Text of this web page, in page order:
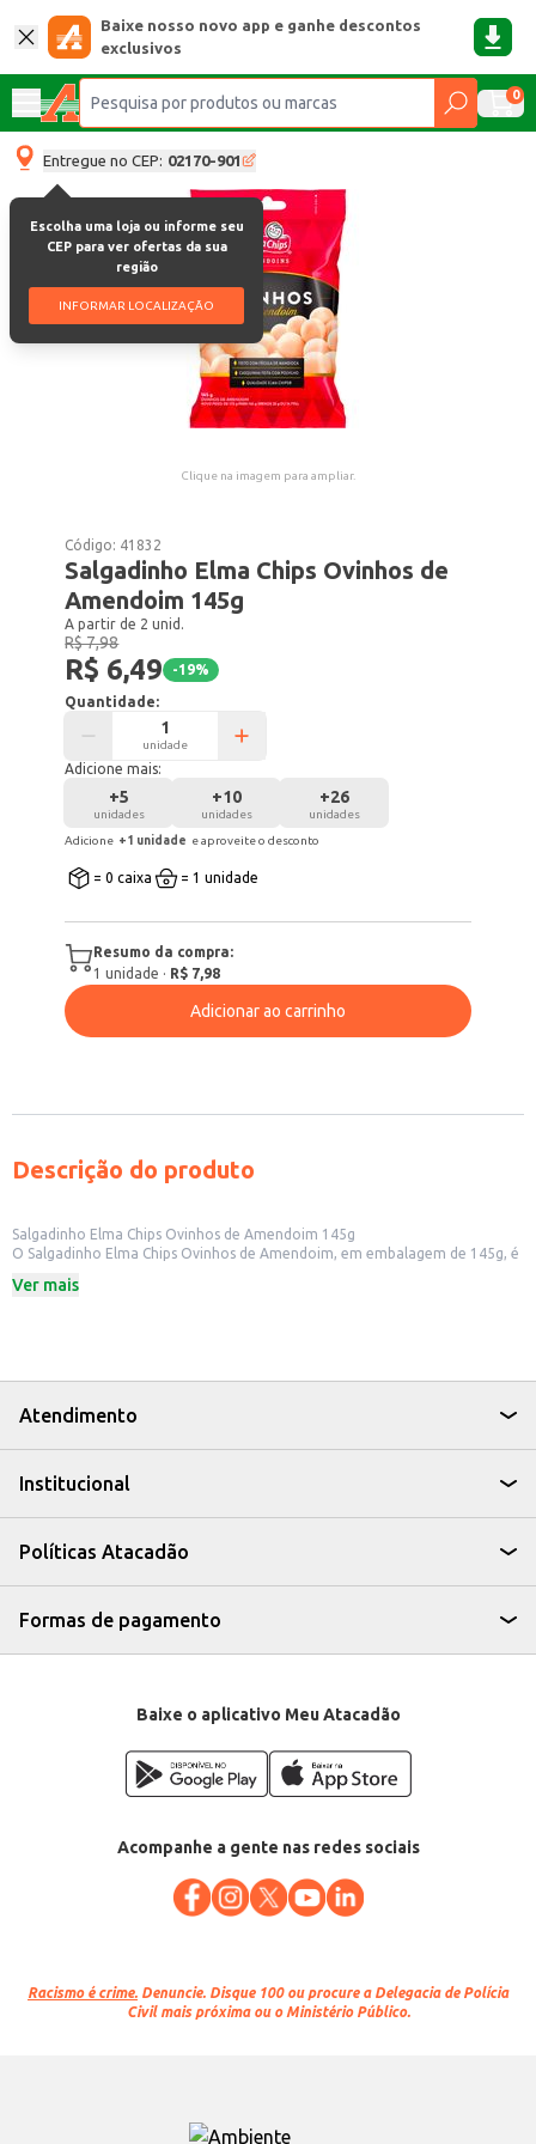
Baixe nosso novo app e ganhe descontos
exclusivos
0
Entregue no CEP: 02170-901
Escolha uma loja ou informe seu
CEP para ver ofertas da sua
região
INFORMAR LOCALIZAÇÃO
Clique na imagem para ampliar.
Código: 41832
Salgadinho Elma Chips Ovinhos de
Amendoim 145g
A partir de 2 unid.
R$ 7,98
R$ 6,49 -19%
Quantidade:
unidade
Adicione mais:
+5
unidades
+10
unidades
+26
unidades
Adicione +1 unidade e aproveite o desconto
= 0 caixa = 1 unidade
Resumo da compra:
1 unidade · R$ 7,98
Adicionar ao carrinho
Descrição do produto
Salgadinho Elma Chips Ovinhos de Amendoim 145g
O Salgadinho Elma Chips Ovinhos de Amendoim, em embalagem de 145g, é
momentos. Ideal para ter em casa, para consumo individual ou para
Ideal para festas e eventos, oferecendo um petisco saboroso e fácil de
servir.
Com o Salgadinho Elma Chips Ovinhos de Amendoim, você tem um produto
Ver mais
Atendimento
Institucional
Políticas Atacadão
Formas de pagamento
Baixe o aplicativo Meu Atacadão
Acompanhe a gente nas redes sociais
Racismo é crime. Denuncie. Disque 100 ou procure a Delegacia de Polícia
Civil mais próxima ou o Ministério Público.